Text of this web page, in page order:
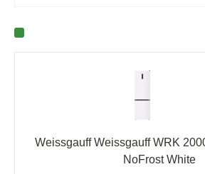
Weissgauff Weissgauff WRK
NoFrost White